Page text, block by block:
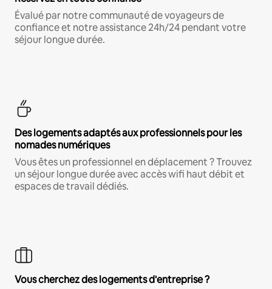
Évalué par notre communauté de voyageurs de
confiance et notre assistance 24h/24 pendant votre
séjour longue durée.
Des logements adaptés aux professionnels pour les
nomades numériques
Vous êtes un professionnel en déplacement ? Trouvez
un séjour longue durée avec accès wifi haut débit et
espaces de travail dédiés.
Vous cherchez des logements d'entreprise ?